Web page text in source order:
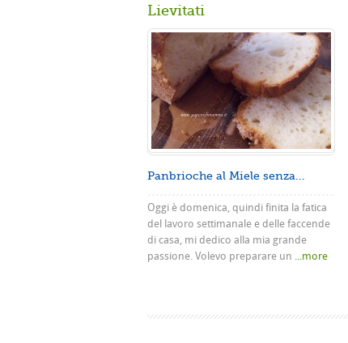
Lievitati
Panbrioche al Miele senza...
Oggi è domenica, quindi finita la fatica
del lavoro settimanale e delle faccende
di casa, mi dedico alla mia grande
passione. Volevo preparare un ...more